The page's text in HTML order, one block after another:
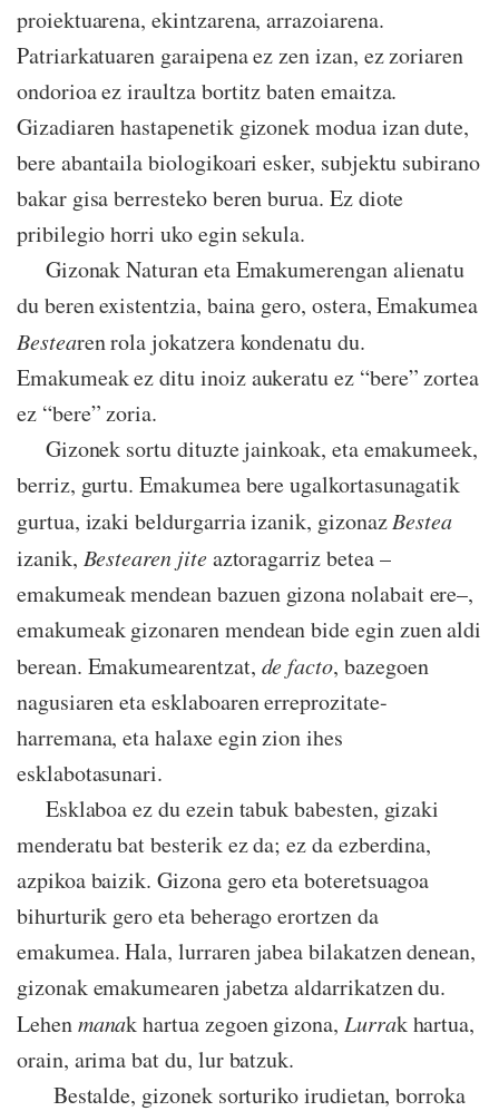
proiektuarena, ekintzarena, arrazoiarena.
Patriarkatuaren garaipena ez zen izan, ez zoriaren
ondorioa ez iraultza bortitz baten emaitza.
Gizadiaren hastapenetik gizonek modua izan dute,
bere abantaila biologikoari esker, subjektu subirano
bakar gisa berresteko beren burua. Ez diote
pribilegio horri uko egin sekula.
Gizonak Naturan eta Emakumerengan alienatu
du beren existentzia, baina gero, ostera, Emakumea
Bestearen rola jokatzera kondenatu du.
Emakumeak ez ditu inoiz aukeratu ez “bere” zortea
ez “bere” zoria.
Gizonek sortu dituzte jainkoak, eta emakumeek,
berriz, gurtu. Emakumea bere ugalkortasunagatik
gurtua, izaki beldurgarria izanik, gizonazBestea
izanik, Bestearen jiteaztoragarriz betea –
emakumeak mendean bazuen gizona nolabait ere–,
emakumeak gizonaren mendean bide egin zuen aldi
berean. Emakumearentzat, de facto, bazegoen
nagusiaren eta esklaboaren erreprozitate-
harremana, eta halaxe egin zion ihes
esklabotasunari.
Esklaboa ez du ezein tabuk babesten, gizaki
menderatu bat besterik ez da; ez da ezberdina,
azpikoa baizik. Gizona gero eta boteretsuagoa
bihurturik gero eta beherago erortzen da
emakumea. Hala, lurraren jabea bilakatzen denean,
gizonak emakumearen jabetza aldarrikatzen du.
Lehenmanak hartua zegoen gizona, Lurrak hartua,
orain, arima bat du, lur batzuk.
Bestalde, gizonek sorturiko irudietan, borroka